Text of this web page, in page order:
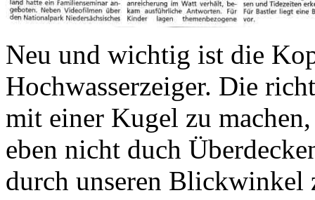
Neu und wichtig ist die
Hochwasserzeiger. Die
mit einer Kugel zu
eben nicht duch
durch unseren Blickwinkel